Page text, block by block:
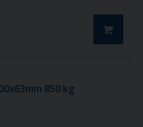
850 kg